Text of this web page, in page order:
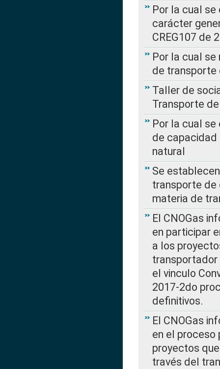
Por la cual
carácter
CREG107 de
Por la cual
de transporte
Taller de
Transporte
Por la cual
de capacidad
natural
Se
transporte de
materia de
El CNOGas
en participar
a los
transportador
el vinculo
2017-2do
definitivos.
El CNOGas
en el proceso
proyectos
través del